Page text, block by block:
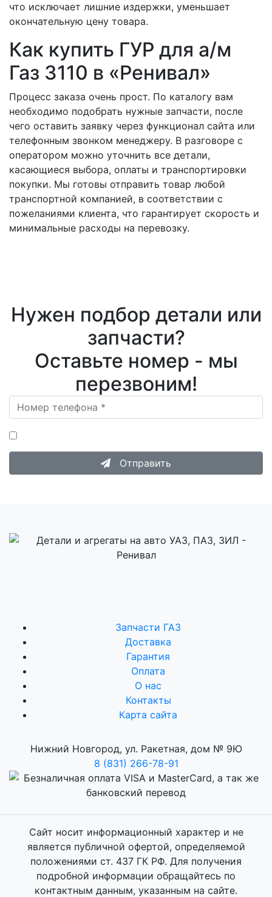
что исключает лишние издержки, уменьшает
окончательную цену товара.
Как купить ГУР для а/м
Газ 3110 в «Ренивал»
Процесс заказа очень прост. По каталогу вам
необходимо подобрать нужные запчасти, после
чего оставить заявку через функционал сайта или
телефонным звонком менеджеру. В разговоре с
оператором можно уточнить все детали,
касающиеся выбора, оплаты и транспортировки
покупки. Мы готовы отправить товар любой
транспортной компанией, в соответствии с
пожеланиями клиента, что гарантирует скорость и
минимальные расходы на перевозку.
Нужен подбор детали или
запчасти?
Оставьте номер - мы
перезвоним!
Отправить
Запчасти ГАЗ
Доставка
Гарантия
Оплата
О нас
Контакты
Карта сайта
Нижний Новгород, ул. Ракетная, дом № 9Ю
8 (831) 266-78-91
Сайт носит информационный характер и не
является публичной офертой, определяемой
положениями ст. 437 ГК РФ. Для получения
подробной информации обращайтесь по
контактным данным, указанным на сайте.